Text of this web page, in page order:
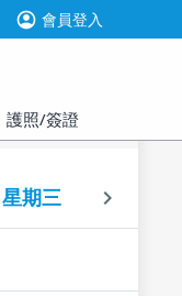
account_circle 會員登入
護照/簽證